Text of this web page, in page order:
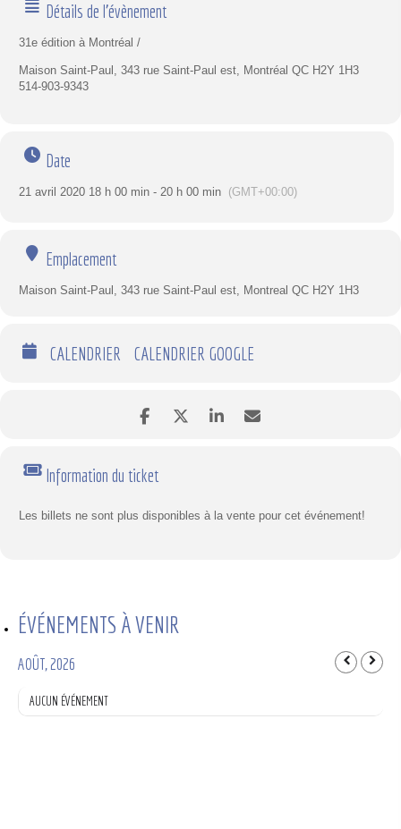
Détails de l'évènement
31e édition à Montréal /
Maison Saint-Paul, 343 rue Saint-Paul est, Montréal QC H2Y 1H3
514-903-9343
Date
21 avril 2020 18 h 00 min - 20 h 00 min (GMT+00:00)
Emplacement
Maison Saint-Paul, 343 rue Saint-Paul est, Montreal QC H2Y 1H3
CALENDRIER CALENDRIER GOOGLE
Information du ticket
Les billets ne sont plus disponibles à la vente pour cet événement!
ÉVÉNEMENTS À VENIR
AOÛT, 2026
AUCUN ÉVÉNEMENT